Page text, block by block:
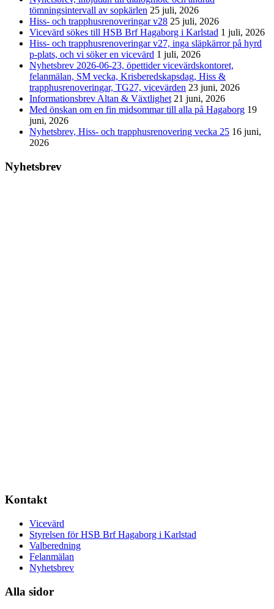
tömningsintervall av sopkärlen 25 juli, 2026
Hiss- och trapphusrenoveringar v28 25 juli, 2026
Vicevärd sökes till HSB Brf Hagaborg i Karlstad 1 juli, 2026
Hiss- och trapphusrenoveringar v27, inga släpkärror på hyrd
p-plats, och vi söker en vicevärd 1 juli, 2026
Nyhetsbrev 2026-06-23, öpettider vicevärdskontoret,
felanmälan, SM vecka, Krisberedskapsdag, Hiss &
trapphusrenoveringar, TG27, vicevärden 23 juni, 2026
Informationsbrev Altan & Växtlighet 21 juni, 2026
Med önskan om en fin midsommar till alla på Hagaborg 19
juni, 2026
Nyhetsbrev, Hiss- och trapphusrenovering vecka 25 16 juni,
2026
Nyhetsbrev
Kontakt
Vicevärd
Styrelsen för HSB Brf Hagaborg i Karlstad
Valberedning
Felanmälan
Nyhetsbrev
Alla sidor